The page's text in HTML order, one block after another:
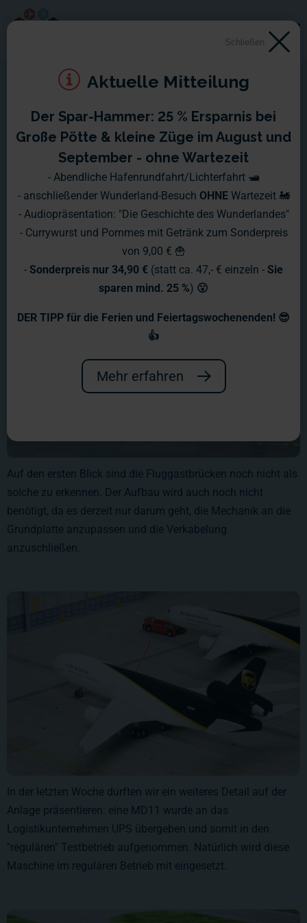
Montag, 26.07. - Sonntag,
01.08.2010
Auch die letzte Woche war wieder von viel Detailarbeit
geprägt. Sowohl Technik als auch Modellbau widmen sich
immer mehr den Feinarbeiten.
Auf den ersten Blick sind die Fluggastbrücken noch nicht als
solche zu erkennen. Der Aufbau wird auch noch nicht
benötigt, da es derzeit nur darum geht, die Mechanik an die
Grundplatte anzupassen und die Verkabelung
anzuschließen.
In der letzten Woche durften wir ein weiteres Detail auf der
Anlage präsentieren: eine MD11 wurde an das
Logistikunternehmen UPS übergeben und somit in den
"regulären" Testbetrieb aufgenommen. Natürlich wird diese
Maschine im regulären Betrieb mit eingesetzt.
Schließen
Aktuelle Mitteilung
Der Spar-Hammer: 25 % Ersparnis bei
Große Pötte & kleine Züge im August und
September - ohne Wartezeit
- Abendliche Hafenrundfahrt/Lichterfahrt 🛥️
- anschließender Wunderland-Besuch OHNE Wartezeit 🚂
- Audiopräsentation: "Die Geschichte des Wunderlandes"
- Currywurst und Pommes mit Getränk zum Sonderpreis
von 9,00 € 🍟
- Sonderpreis nur 34,90 € (statt ca. 47,- € einzeln - Sie
sparen mind. 25 %) 😮
DER TIPP für die Ferien und Feiertagswochenenden! 😎
👍
Mehr erfahren